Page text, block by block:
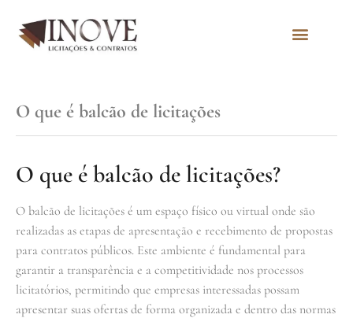
O que é balcão de licitações
O que é balcão de licitações?
O balcão de licitações é um espaço físico ou virtual onde são
realizadas as etapas de apresentação e recebimento de propostas
para contratos públicos. Este ambiente é fundamental para
garantir a transparência e a competitividade nos processos
licitatórios, permitindo que empresas interessadas possam
apresentar suas ofertas de forma organizada e dentro das normas